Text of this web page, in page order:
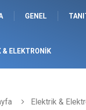
GENEL
& ELEKTRONIK
Elektrik &